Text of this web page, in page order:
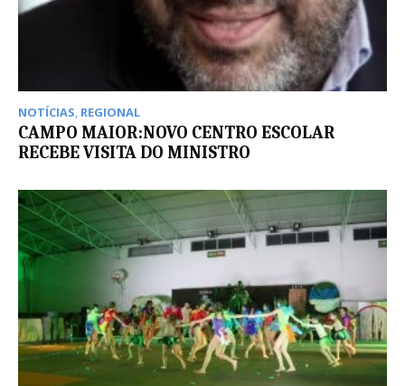
NOTÍCIAS REGIONAL
CAMPO MAIOR:NOVO CENTRO ESCOLAR
RECEBE VISITA DO MINISTRO